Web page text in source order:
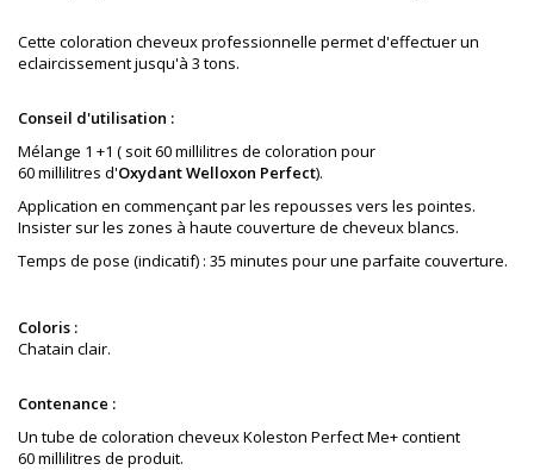
Cette coloration cheveux professionnelle permet d'effectuer un
eclaircissement jusqu'à 3 tons.
Conseil d'utilisation :
Mélange 1 +1 ( soit 60 millilitres de coloration pour
60 millilitres d'Oxydant Welloxon Perfect).
Application en commençant par les repousses vers les pointes.
Insister sur les zones à haute couverture de cheveux blancs.
Temps de pose (indicatif) : 35 minutes pour une parfaite couverture.
Coloris :
Chatain clair.
Contenance :
Un tube de coloration cheveux Koleston Perfect Me+ contient
60 millilitres de produit.